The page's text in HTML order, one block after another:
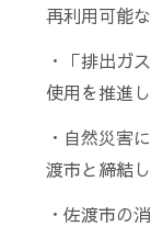
再利用可能
・「排出ガ
使用を推進し
・自然災害
渡市と締結
・佐渡市の